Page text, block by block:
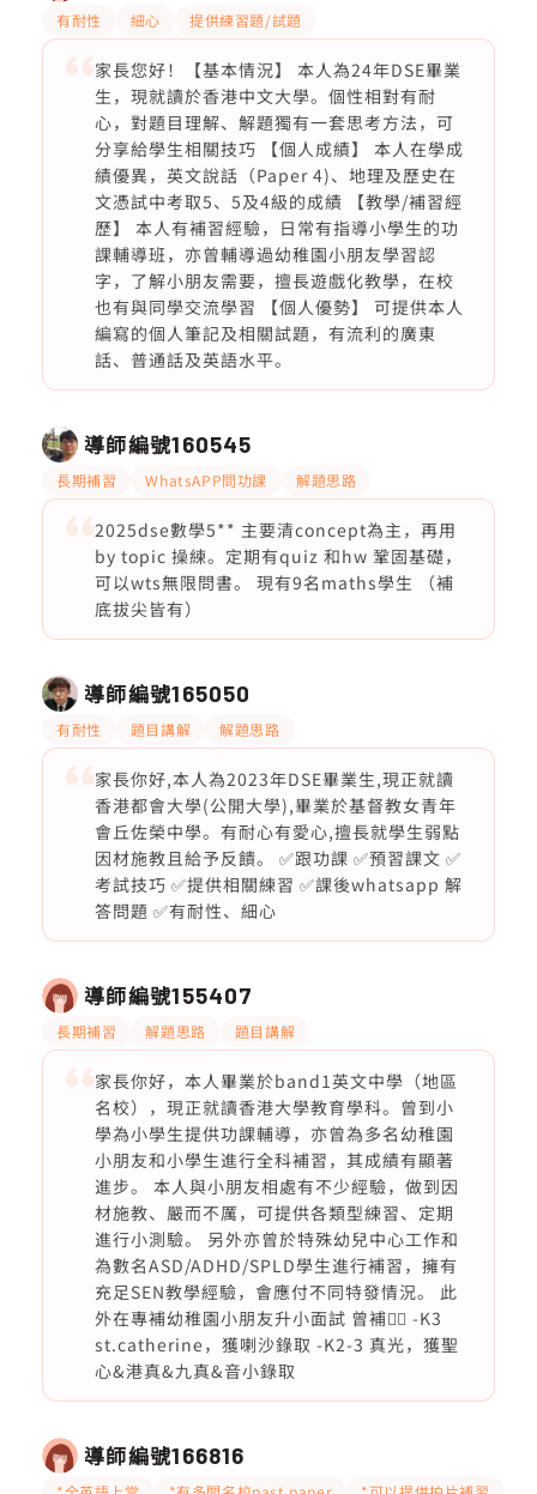
有耐性 細心 提供練習題/試題
家長您好！【基本情況】 本人為24年DSE畢業
生，現就讀於香港中文大學。個性相對有耐
心，對題目理解、解題獨有一套思考方法，可
分享給學生相關技巧 【個人成績】 本人在學成
績優異，英文說話（Paper 4)、地理及歷史在
文憑試中考取5、5及4級的成績 【教學/補習經
歷】 本人有補習經驗，日常有指導小學生的功
課輔導班，亦曾輔導過幼稚園小朋友學習認
字，了解小朋友需要，擅長遊戲化教學，在校
也有與同學交流學習 【個人優勢】 可提供本人
編寫的個人筆記及相關試題，有流利的廣東
話、普通話及英語水平。
導師編號160545
長期補習 WhatsAPP問功課 解題思路
2025dse數學5** 主要清concept為主，再用
by topic 操練。定期有quiz 和hw 鞏固基礎，
可以wts無限問書。 現有9名maths學生 （補
底拔尖皆有）
導師編號165050
有耐性 題目講解 解題思路
家長你好,本人為2023年DSE畢業生,現正就讀
香港都會大學(公開大學),畢業於基督教女青年
會丘佐榮中學。有耐心有愛心,擅長就學生弱點
因材施教且給予反饋。 ✅跟功課 ✅預習課文 ✅
考試技巧 ✅提供相關練習 ✅課後whatsapp 解
答問題 ✅有耐性、細心
導師編號155407
長期補習 解題思路 題目講解
家長你好，本人畢業於band1英文中學（地區
名校），現正就讀香港大學教育學科。曾到小
學為小學生提供功課輔導，亦曾為多名幼稚園
小朋友和小學生進行全科補習，其成績有顯著
進步。 本人與小朋友相處有不少經驗，做到因
材施教、嚴而不厲，可提供各類型練習、定期
進行小測驗。 另外亦曾於特殊幼兒中心工作和
為數名ASD/ADHD/SPLD學生進行補習，擁有
充足SEN教學經驗，會應付不同特發情況。 此
外在專補幼稚園小朋友升小面試 曾補👇🏻 -K3
st.catherine，獲喇沙錄取 -K2-3 真光，獲聖
心&港真&九真&音小錄取
導師編號166816